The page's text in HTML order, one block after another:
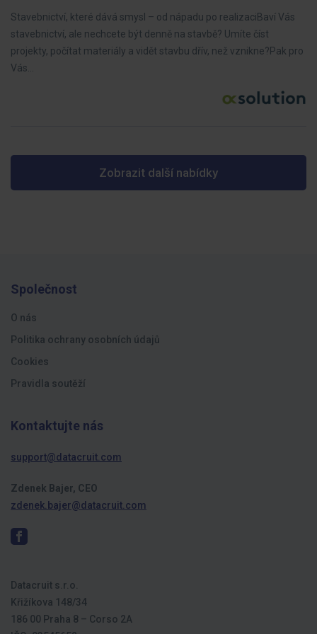
Stavebnictví, které dává smysl – od nápadu po realizaciBaví Vás
stavebnictví, ale nechcete být denně na stavbě? Umíte číst
projekty, počítat materiály a vidět stavbu dřív, než vznikne?Pak pro
Vás…
Zobrazit další nabídky
Společnost
O nás
Politika ochrany osobních údajů
Cookies
Pravidla soutěží
Kontaktujte nás
support@datacruit.com
Zdenek Bajer, CEO
zdenek.bajer@datacruit.com
Datacruit s.r.o.
Křižíkova 148/34
186 00 Praha 8 – Corso 2A